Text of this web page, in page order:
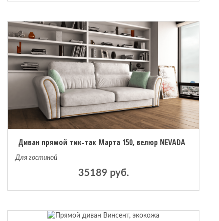
Диван прямой тик-так Марта 150, велюр NEVADA
Для гостиной
35189 руб.